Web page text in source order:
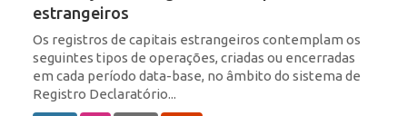
estrangeiros
Os registros de capitais estrangeiros contemplam os
seguintes tipos de operações, criadas ou encerradas
em cada período data-base, no âmbito do sistema de
Registro Declaratório...